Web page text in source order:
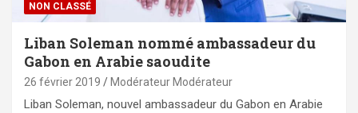
NON CLASSÉ
Liban Soleman nommé ambassadeur du
Gabon en Arabie saoudite
26 février 2019 Modérateur Modérateur
Liban Soleman, nouvel ambassadeur du Gabon en Arabie